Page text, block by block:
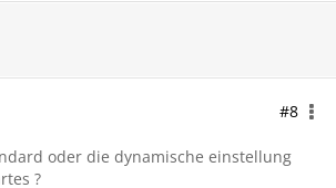
#8
oder die dynamische einstellung
?